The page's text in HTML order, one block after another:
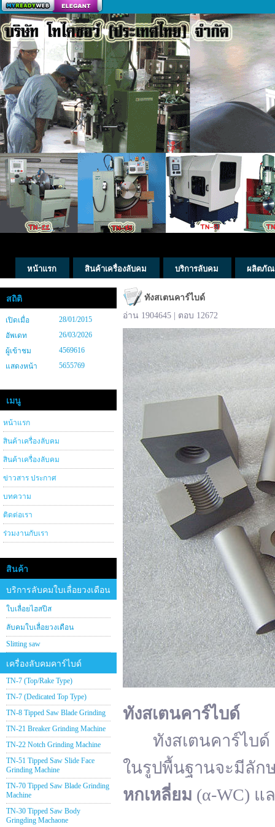
สร้างเว็บ
หน้าแรก สินค้าเครื่องลับคม บริการลับคม ผลิตภัณ
สถิติ
เปิดเมื่อ
28/01/2015
อัพเดท
26/03/2026
ผู้เข้าชม
4569616
แสดงหน้า
5655769
เมนู
หน้าแรก
สินค้าเครื่องลับคม
สินค้าเครื่องลับคม
ข่าวสาร ประกาศ
บทความ
ติดต่อเรา
ร่วมงานกับเรา
สินค้า
บริการลับคมใบเลื่อยวงเดือน
ใบเลื่อยไฮสปีส
ลับคมใบเลื่อยวงเดือน
Slitting saw
เครื่องลับคมคาร์ไบด์
TN-7 (Top/Rake Type)
TN-7 (Dedicated Top Type)
TN-8 Tipped Saw Blade Grinding
TN-21 Breaker Grinding Machine
TN-22 Notch Grinding Machine
TN-51 Tipped Saw Slide Face
Grinding Machine
TN-70 Tipped Saw Blade Grinding
Machine
TN-30 Tipped Saw Body
Gringding Machaone
ทังสเตนคาร์ไบด์
อ่าน 1904645 | ตอบ 12672
ทังสเตนคาร์ไบด์
ทังสเตนคาร์ไบด์ (
ในรูปพื้นฐานจะมีลัก
หกเหลี่ยม (α-WC) แ